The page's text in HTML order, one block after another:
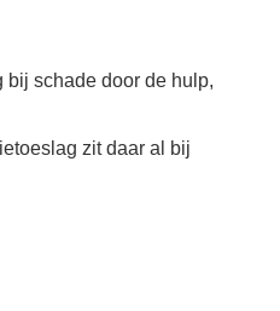
bij schade door de hulp,
zit daar al bij